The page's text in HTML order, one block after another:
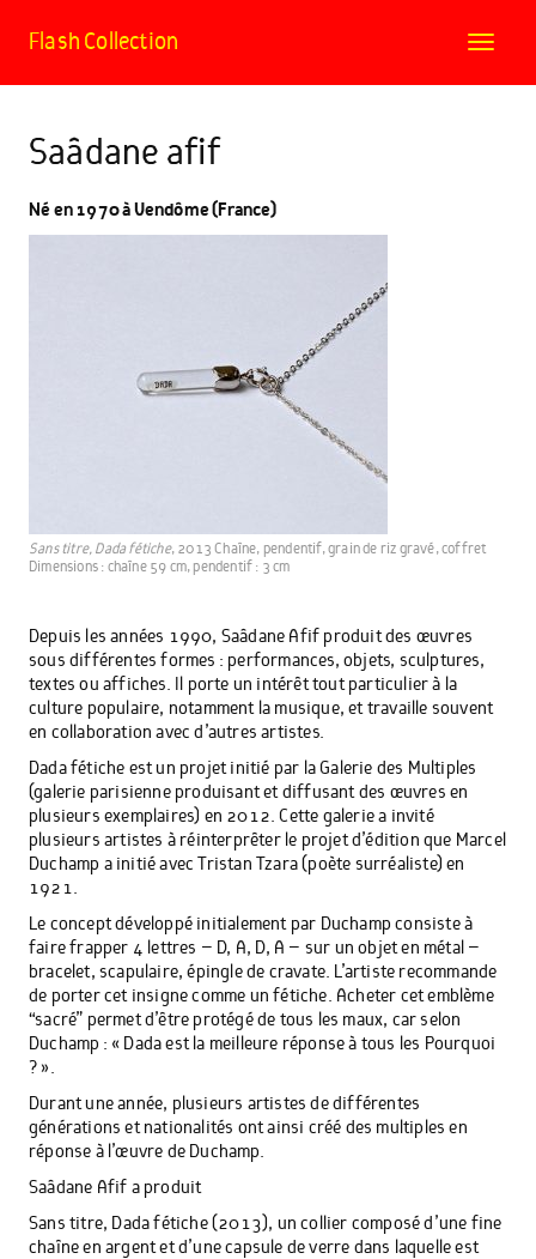
Toggle
Flash Collection
Saâdane afif
Né en 1970 à Vendôme (France)
Sans titre, Dada fétiche, 2013 Chaîne, pendentif, grain de riz gravé, coffret
Dimensions : chaîne 59 cm, pendentif : 3 cm
Depuis les années 1990, Saâdane Afif produit des œuvres
sous différentes formes : performances, objets, sculptures,
textes ou affiches. Il porte un intérêt tout particulier à la
culture populaire, notamment la musique, et travaille souvent
en collaboration avec d’autres artistes.
Dada fétiche est un projet initié par la Galerie des Multiples
(galerie parisienne produisant et diffusant des œuvres en
plusieurs exemplaires) en 2012. Cette galerie a invité
plusieurs artistes à réinterprêter le projet d’édition que Marcel
Duchamp a initié avec Tristan Tzara (poète surréaliste) en
1921.
Le concept développé initialement par Duchamp consiste à
faire frapper 4 lettres – D, A, D, A – sur un objet en métal –
bracelet, scapulaire, épingle de cravate. L’artiste recommande
de porter cet insigne comme un fétiche. Acheter cet emblème
“sacré” permet d’être protégé de tous les maux, car selon
Duchamp : « Dada est la meilleure réponse à tous les Pourquoi
? ».
Durant une année, plusieurs artistes de différentes
générations et nationalités ont ainsi créé des multiples en
réponse à l’œuvre de Duchamp.
Saâdane Afif a produit
Sans titre, Dada fétiche (2013), un collier composé d’une fine
chaîne en argent et d’une capsule de verre dans laquelle est